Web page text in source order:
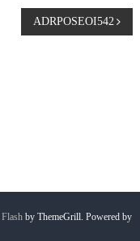
ADRPOSEOI542
Flash by ThemeGrill. Powered by